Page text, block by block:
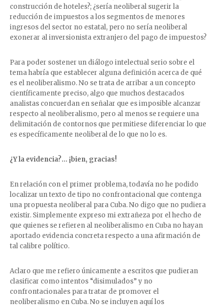
construcción de hoteles?; ¿sería neoliberal sugerir la
reducción de impuestos a los segmentos de menores
ingresos del sector no estatal, pero no sería neoliberal
exonerar al inversionista extranjero del pago de impuestos?
Para poder sostener un diálogo intelectual serio sobre el
tema habría que establecer alguna definición acerca de qué
es el neoliberalismo. No se trata de arribar a un concepto
científicamente preciso, algo que muchos destacados
analistas concuerdan en señalar que es imposible alcanzar
respecto al neoliberalismo, pero al menos se requiere una
delimitación de contornos que permitiese diferenciar lo que
es específicamente neoliberal de lo que no lo es.
¿Y la evidencia?… ¡bien, gracias!
En relación con el primer problema, todavía no he podido
localizar un texto de tipo no confrontacional que contenga
una propuesta neoliberal para Cuba. No digo que no pudiera
existir. Simplemente expreso mi extrañeza por el hecho de
que quienes se refieren al neoliberalismo en Cuba no hayan
aportado evidencia concreta respecto a una afirmación de
tal calibre político.
Aclaro que me refiero únicamente a escritos que pudieran
clasificar como intentos “disimulados” y no
confrontacionales para tratar de promover el
neoliberalismo en Cuba. No se incluyen aquí los